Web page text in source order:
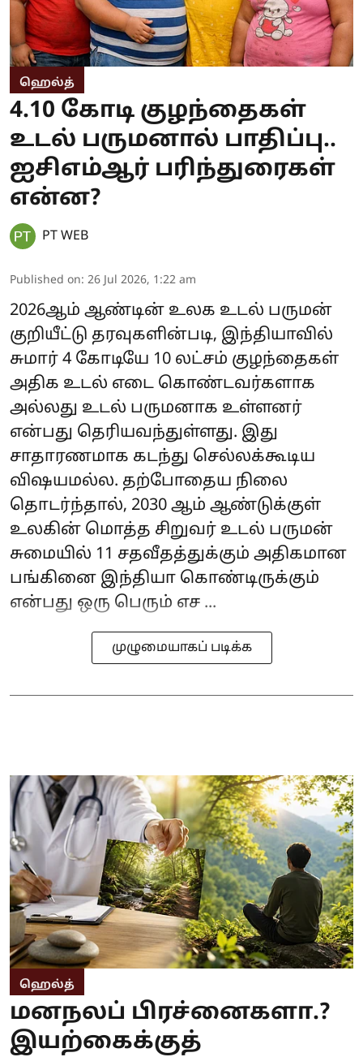
ஹெல்த்
4.10 கோடி குழந்தைகள்
உடல் பருமனால் பாதிப்பு..
ஐசிஎம்ஆர் பரிந்துரைகள்
என்ன?
PT WEB
Published on: 26 Jul 2026, 1:22 am
2026ஆம் ஆண்டின் உலக உடல் பருமன்
குறியீட்டு தரவுகளின்படி, இந்தியாவில்
சுமார் 4 கோடியே 10 லட்சம் குழந்தைகள்
அதிக உடல் எடை கொண்டவர்களாக
அல்லது உடல் பருமனாக உள்ளனர்
என்பது தெரியவந்துள்ளது. இது
சாதாரணமாக கடந்து செல்லக்கூடிய
விஷயமல்ல. தற்போதைய நிலை
தொடர்ந்தால், 2030 ஆம் ஆண்டுக்குள்
உலகின் மொத்த சிறுவர் உடல் பருமன்
சுமையில் 11 சதவீதத்துக்கும் அதிகமான
பங்கினை இந்தியா கொண்டிருக்கும்
என்பது ஒரு பெரும் எச ...
முழுமையாகப் படிக்க
ஹெல்த்
மனநலப் பிரச்னைகளா.?
இயற்கைக்குத்